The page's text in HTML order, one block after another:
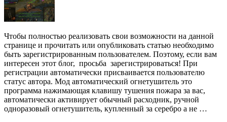
Чтобы полностью реализовать свои возможности на данной
странице и прочитать или опубликовать статью необходимо
быть зарегистрированным пользователем. Поэтому, если вам
интересен этот блог, просьба зарегистрироваться! При
регистрации автоматически присваивается пользователю
статус автора. Мод автоматический огнетушитель это
программа нажимающая клавишу тушения пожара за вас,
автоматически активирует обычный расходник, ручной
одноразовый огнетушитель, купленный за серебро а не …